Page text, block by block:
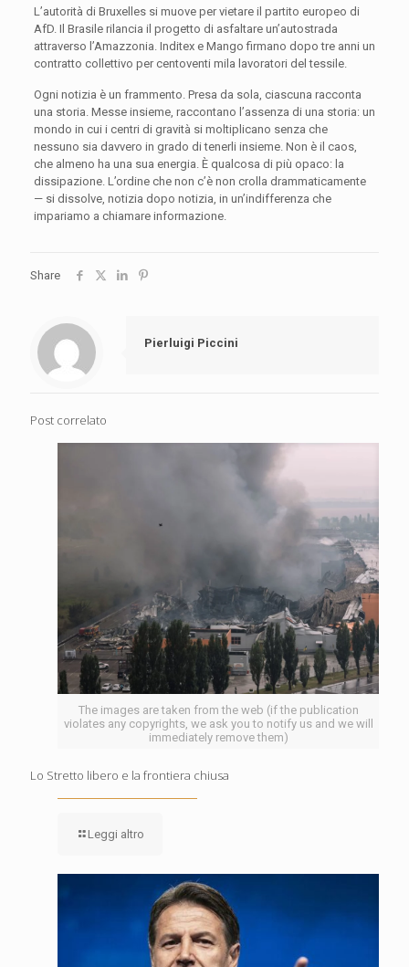
L’autorità di Bruxelles si muove per vietare il partito europeo di
AfD. Il Brasile rilancia il progetto di asfaltare un’autostrada
attraverso l’Amazzonia. Inditex e Mango firmano dopo tre anni un
contratto collettivo per centoventi mila lavoratori del tessile.
Ogni notizia è un frammento. Presa da sola, ciascuna racconta
una storia. Messe insieme, raccontano l’assenza di una storia: un
mondo in cui i centri di gravità si moltiplicano senza che
nessuno sia davvero in grado di tenerli insieme. Non è il caos,
che almeno ha una sua energia. È qualcosa di più opaco: la
dissipazione. L’ordine che non c’è non crolla drammaticamente
— si dissolve, notizia dopo notizia, in un’indifferenza che
impariamo a chiamare informazione.
Share
Pierluigi Piccini
Post correlato
The images are taken from the web (if the publication
violates any copyrights, we ask you to notify us and we will
immediately remove them)
Lo Stretto libero e la frontiera chiusa
Leggi altro